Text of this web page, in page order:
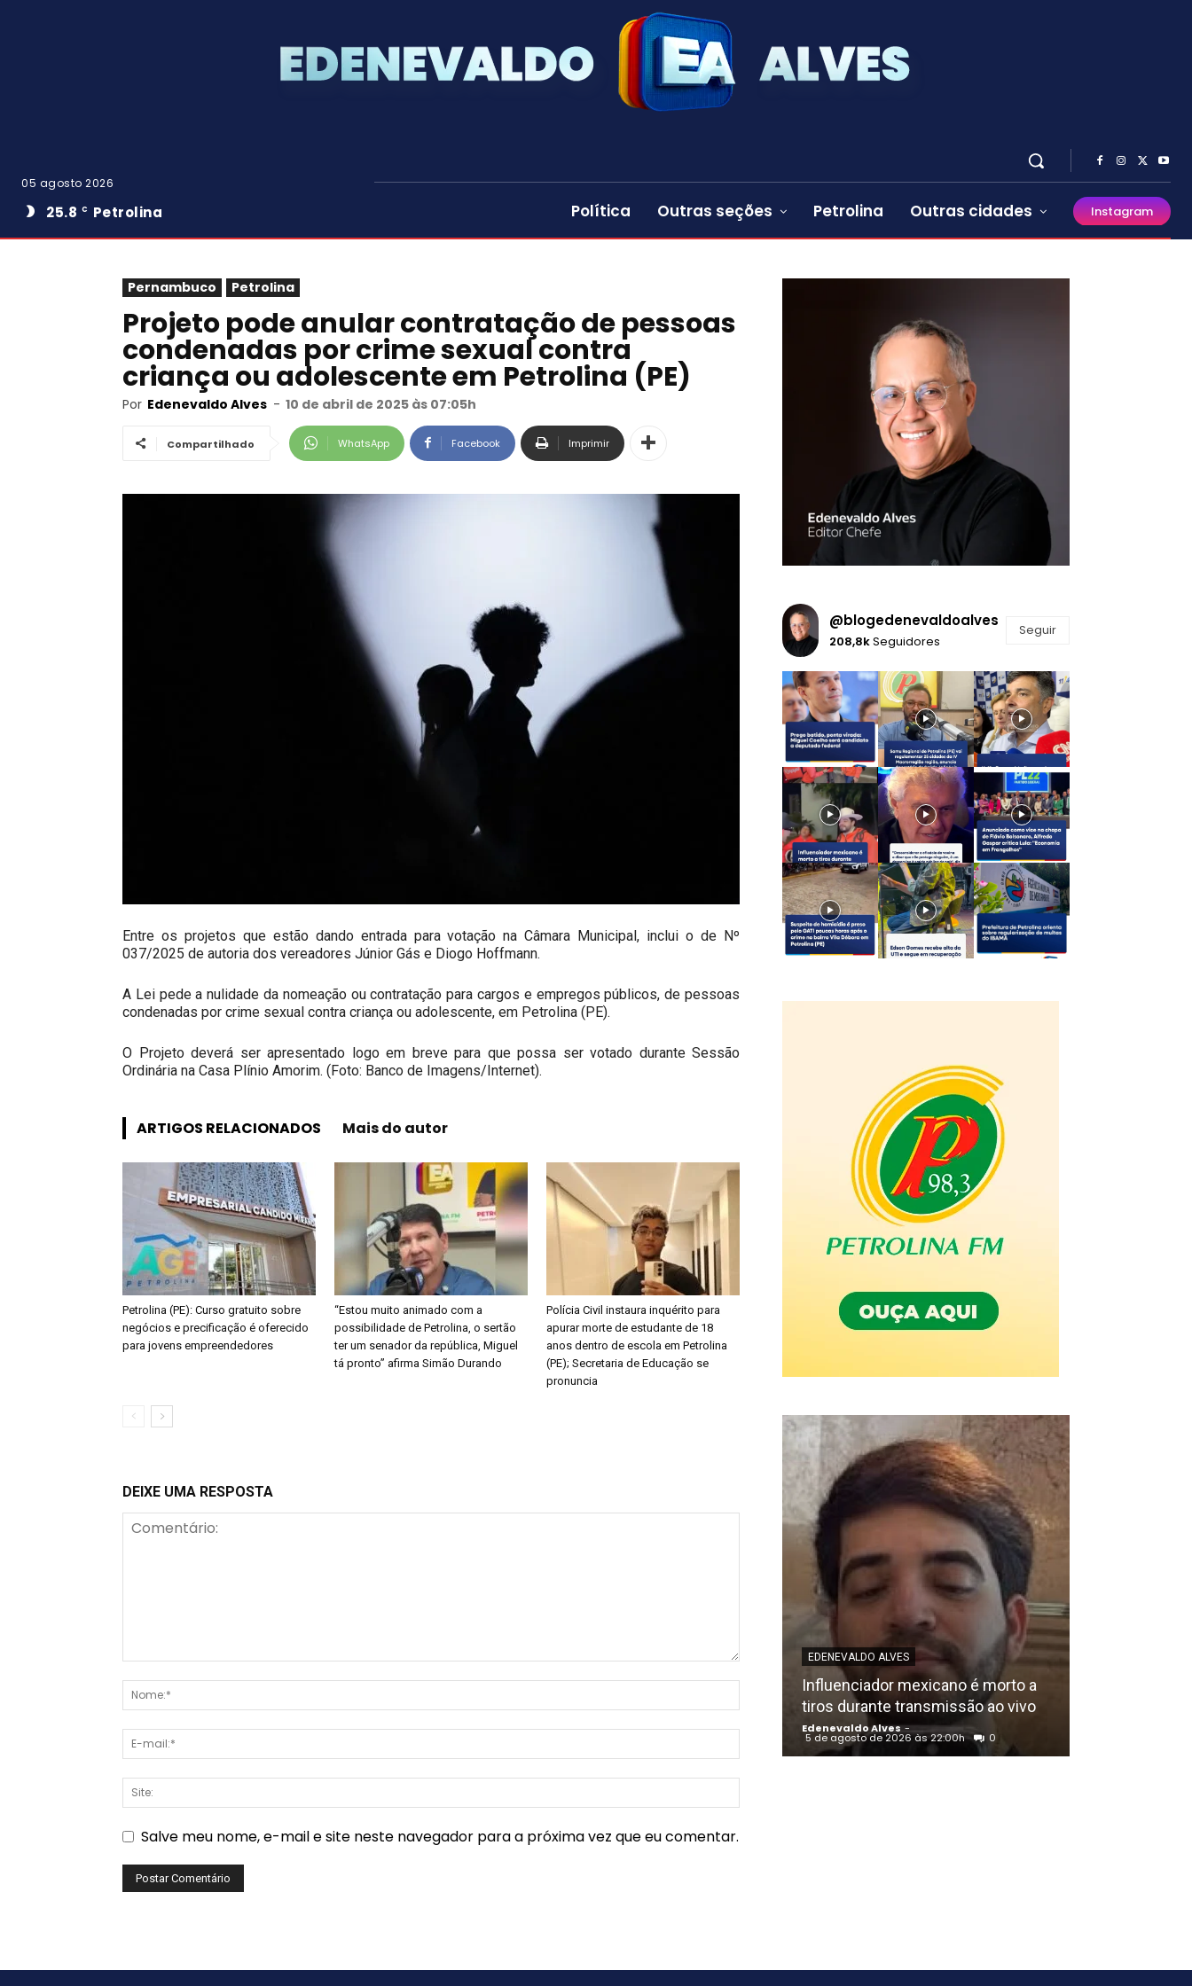
05 agosto 2026
25.8 C Petrolina Política Outras seções Petrolina Outras cidades Instagram
Pernambuco Petrolina
Projeto pode anular contratação de pessoas
condenadas por crime sexual contra
criança ou adolescente em Petrolina (PE)
Por Edenevaldo Alves - 10 de abril de 2025 às 07:05h
Compartilhado WhatsApp Facebook Imprimir
Entre os projetos que estão dando entrada para votação na Câmara Municipal, inclui o de Nº
037/2025 de autoria dos vereadores Júnior Gás e Diogo Hoffmann.
A Lei pede a nulidade da nomeação ou contratação para cargos e empregos públicos, de pessoas
condenadas por crime sexual contra criança ou adolescente, em Petrolina (PE).
O Projeto deverá ser apresentado logo em breve para que possa ser votado durante Sessão
Ordinária na Casa Plínio Amorim. (Foto: Banco de Imagens/Internet).
ARTIGOS RELACIONADOS Mais do autor
Petrolina (PE): Curso gratuito sobre
negócios e precificação é oferecido
para jovens empreendedores
“Estou muito animado com a
possibilidade de Petrolina, o sertão
ter um senador da república, Miguel
tá pronto” afirma Simão Durando
Polícia Civil instaura inquérito para
apurar morte de estudante de 18
anos dentro de escola em Petrolina
(PE); Secretaria de Educação se
pronuncia
DEIXE UMA RESPOSTA
Salve meu nome, e-mail e site neste navegador para a próxima vez que eu comentar.
@blogedenevaldoalves
208,8kSeguidores
Seguir
EDENEVALDO ALVES
Influenciador mexicano é morto a
tiros durante transmissão ao vivo
Edenevaldo Alves -
5 de agosto de 2026 às 22:00h 0